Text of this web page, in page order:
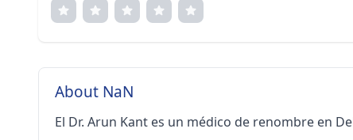
About NaN
El Dr. Arun Kant es un médico de renombre en